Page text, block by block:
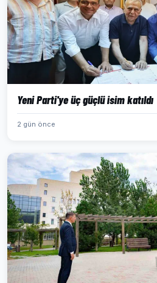
Yeni Parti'ye üç güçlü isim katıldı
2 gün önce